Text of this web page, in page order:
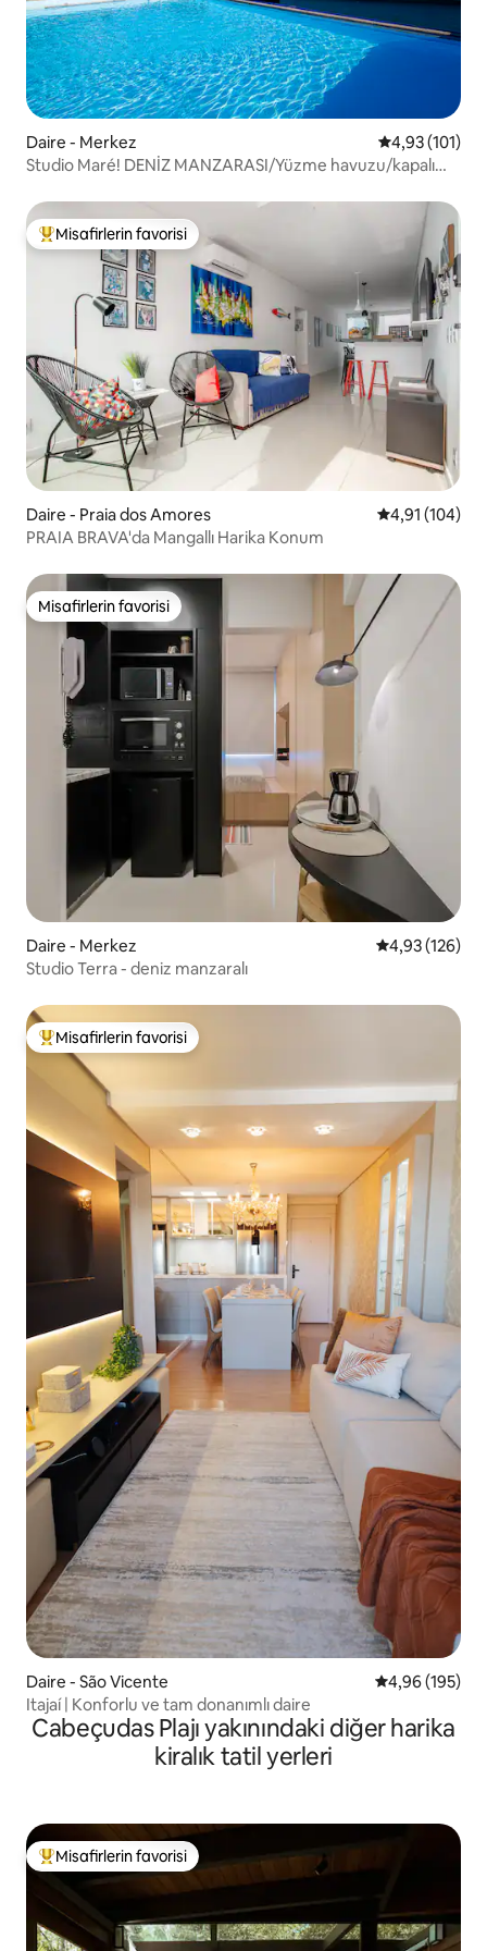
Daire - Merkez 5 üzerinden
4,93 (101)
Studio Maré! DENİZ MANZARASI/Yüzme havuzu/kapalı
Misafirlerin favorilerinden en beğenilenler arasında
Misafirlerin favorisi
Daire - Praia dos Amores 5 üzerinden
4,91 (104)
PRAIA BRAVA'da Mangallı Harika Konum
Misafirlerin favorisi
Misafirlerin favorisi
Daire - Merkez 5 üzerinden
4,93 (126)
Studio Terra - deniz manzaralı
Misafirlerin favorilerinden en beğenilenler arasında
Misafirlerin favorisi
Daire - São Vicente 5 üzerinden
4,96 (195)
Itajaí | Konforlu ve tam donanımlı daire
Cabeçudas Plajı yakınındaki diğer harika
kiralık tatil yerleri
Misafirlerin favorilerinden en beğenilenler arasında
Misafirlerin favorisi